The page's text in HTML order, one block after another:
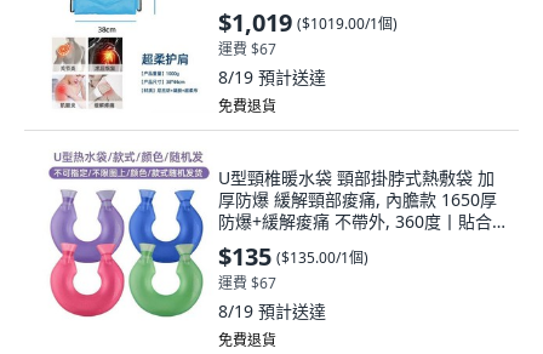
$1,019 ($1019.00/1個)
運費 $67
8/19 預計送達
免費退貨
U型頸椎暖水袋 頸部掛脖式熱敷袋 加
厚防爆 緩解頸部痠痛, 內膽款 1650厚
防爆+緩解痠痛 不帶外, 360度丨貼合
頸椎 熱冷適用+雙重鎖溫, 1個
$135 ($135.00/1個)
運費 $67
8/19 預計送達
免費退貨